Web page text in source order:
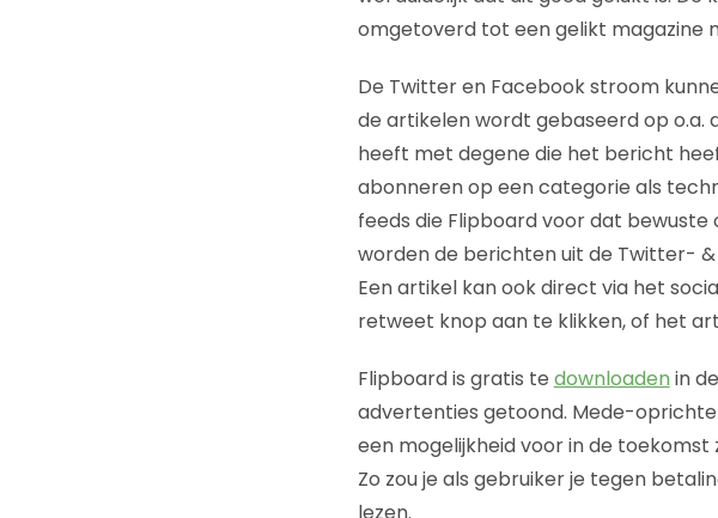
omgetoverd tot een gelikt magazine
De Twitter en Facebook stroom
de artikelen wordt gebaseerd op
heeft met degene die het bericht
abonneren op een categorie als
feeds die Flipboard voor dat
worden de berichten uit de Twitter-
Een artikel kan ook direct via het
retweet knop aan te klikken, of het
Flipboard is gratis te downloaden in
advertenties getoond. Mede-
een mogelijkheid voor in de
Zo zou je als gebruiker je tegen
lezen.